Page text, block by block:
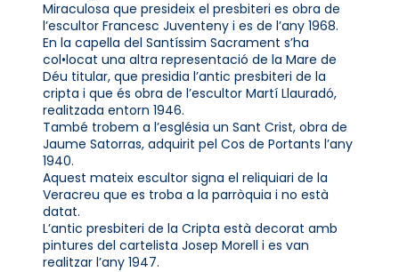
Miraculosa que presideix el presbiteri es obra de
l’escultor Francesc Juventeny i es de l’any 1968.
En la capella del Santíssim Sacrament s’ha
col•locat una altra representació de la Mare de
Déu titular, que presidia l’antic presbiteri de la
cripta i que és obra de l’escultor Martí Llauradó,
realitzada entorn 1946.
També trobem a l’església un Sant Crist, obra de
Jaume Satorras, adquirit pel Cos de Portants l’any
1940.
Aquest mateix escultor signa el reliquiari de la
Veracreu que es troba a la parròquia i no està
datat.
L’antic presbiteri de la Cripta està decorat amb
pintures del cartelista Josep Morell i es van
realitzar l’any 1947.